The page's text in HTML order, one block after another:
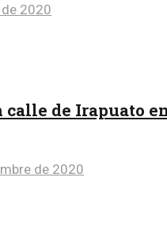
2020
calle de Irapuato
de 2020